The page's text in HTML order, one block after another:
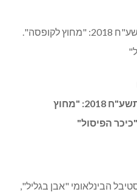
פסטיבל אבן בגליל 28 בפסח תשע"ח 2018: "מחוץ לקופסה".
פסטיבל אבן בגליל 28 בפסח תשע"ח 2018: "מחוץ
הפיסול"
הבינלאומי "אבן בגליל",